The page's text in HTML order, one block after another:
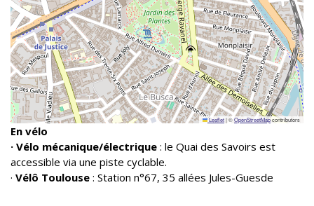
Leaflet|©OpenStreetMapcontributors
En vélo
· Vélo mécanique/électrique : le Quai des Savoirs est
accessible via une piste cyclable.
· Vélô Toulouse : Station n°67, 35 allées Jules-Guesde